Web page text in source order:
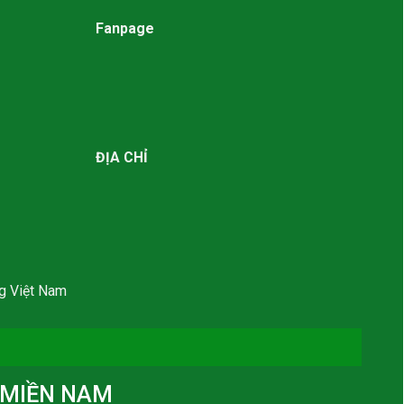
Việt Nam
Fanpage
ĐỊA CHỈ
MIỀN NAM